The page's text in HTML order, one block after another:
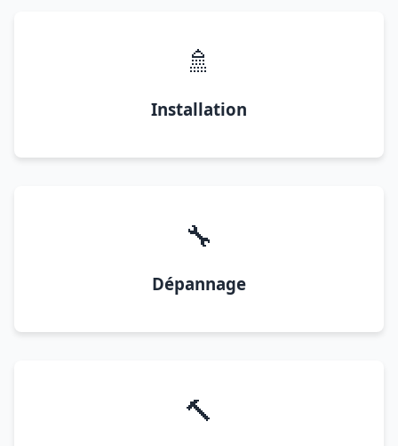
🚿
Installation
🔧
Dépannage
🔨